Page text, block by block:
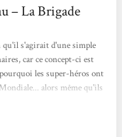
– La Brigade
qu'il s'agirait d'une simple
car ce concept-ci est
les super-héros ont
alors même qu'ils
(Serge Lehman